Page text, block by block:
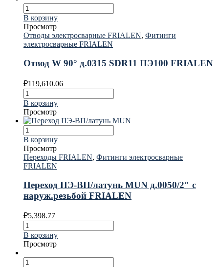
В корзину
Просмотр
Отводы электросварные FRIALEN, Фитинги
электросварные FRIALEN
Отвод W 90° д.0315 SDR11 ПЭ100 FRIALEN
₽119,610.06
В корзину
Просмотр
В корзину
Просмотр
Переходы FRIALEN, Фитинги электросварные
FRIALEN
Переход ПЭ-ВП/латунь MUN д.0050/2″ с
наруж.резьбой FRIALEN
₽5,398.77
В корзину
Просмотр